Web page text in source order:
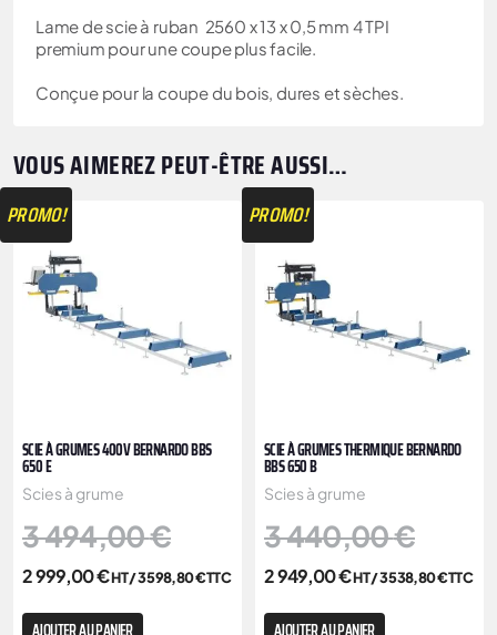
Lame de scie à ruban 2560 x 13 x 0,5 mm 4 TPI
premium pour une coupe plus facile.
Conçue pour la coupe du bois, dures et sèches.
VOUS AIMEREZ PEUT-ÊTRE AUSSI…
PROMO!
SCIE À GRUMES 400V BERNARDO BBS
650 E
Scies à grume
3 494,00€
2 999,00€HT /3 598,80€TTC
AJOUTER AU PANIER
PROMO!
SCIE À GRUMES THERMIQUE BERNARDO
BBS 650 B
Scies à grume
3 440,00€
2 949,00€HT /3 538,80€TTC
AJOUTER AU PANIER